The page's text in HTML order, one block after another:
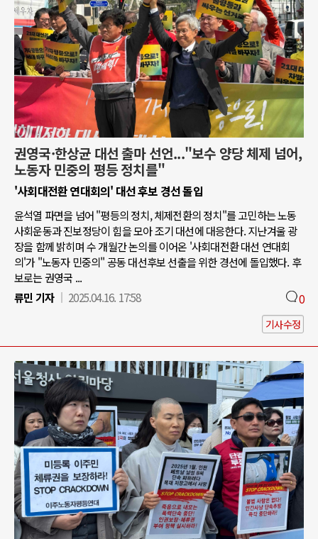
권영국·한상균 대선 출마 선언..."보수 양당 체제 넘어,
노동자 민중의 평등 정치를"
'사회대전환 연대회의' 대선 후보 경선 돌입
윤석열 파면을 넘어 "평등의 정치, 체제전환의 정치"를 고민하는 노동
사회운동과 진보정당이 힘을 모아 조기 대선에 대응한다. 지난겨울 광
장을 함께 밝히며 수 개월간 논의를 이어온 '사회대전환 대선 연대회
의'가 "노동자 민중의" 공동 대선후보 선출을 위한 경선에 돌입했다. 후
보로는 권영국 ...
류민 기자
2025.04.16. 17:58 0
기사수정